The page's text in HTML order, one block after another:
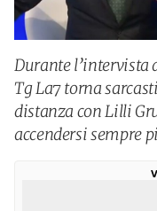
Durante l’intervista
Tg La7 torna
distanza con Lilli
accendersi sempre